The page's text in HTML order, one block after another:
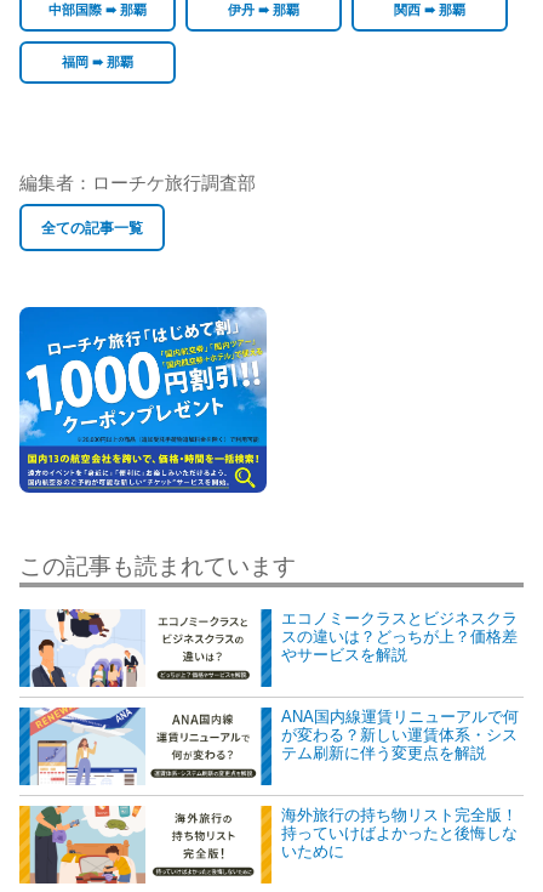
中部国際 ➠ 那覇 伊丹 ➠ 那覇 関西 ➠ 那覇
福岡 ➠ 那覇
編集者： ローチケ旅行調査部
全ての記事一覧
この記事も読まれています
エコノミークラスとビジネスクラ
スの違いは？どっちが上？価格差
やサービスを解説
ANA国内線運賃リニューアルで何
が変わる？新しい運賃体系・シス
テム刷新に伴う変更点を解説
海外旅行の持ち物リスト完全版！
持っていけばよかったと後悔しな
いために